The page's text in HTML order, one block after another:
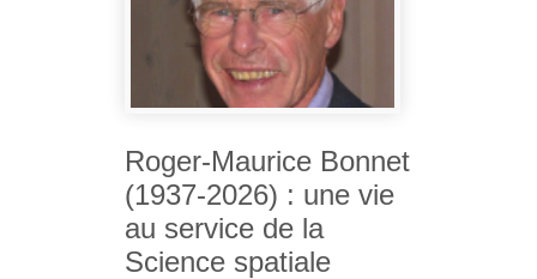
Roger-Maurice Bonnet
(1937-2026) : une vie
au service de la
Science spatiale